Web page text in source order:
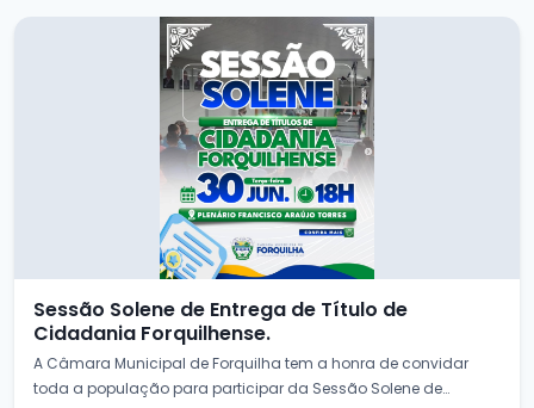
Sessão Solene de Entrega de Título de
Cidadania Forquilhense.
A Câmara Municipal de Forquilha tem a honra de convidar
toda a população para participar da Sessão Solene de